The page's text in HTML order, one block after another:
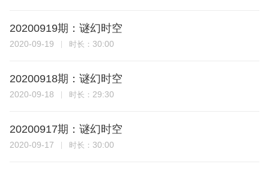
20200919期：谜幻时空
2020-09-19 时长： 30:00
20200918期：谜幻时空
2020-09-18 时长： 29:30
20200917期：谜幻时空
2020-09-17 时长： 30:00